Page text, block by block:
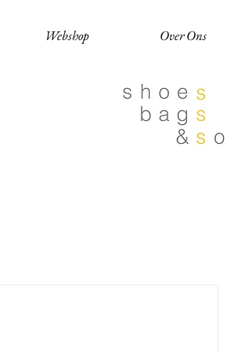
Webshop Over Ons